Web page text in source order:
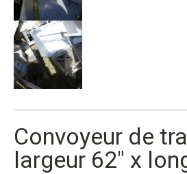
Convoyeur de
largeur 62″ x